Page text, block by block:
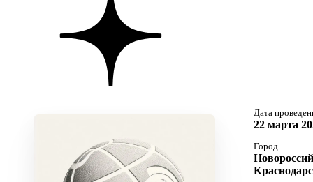
Дата
22 марта
Город